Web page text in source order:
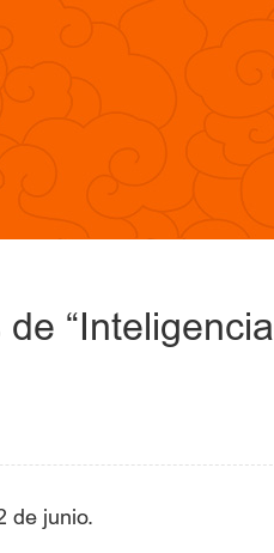
“Inteligencia
de junio.